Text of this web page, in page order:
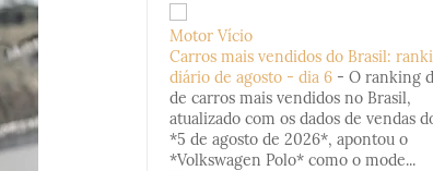
Motor Vício
Carros mais vendidos do Brasil:
diário de agosto - dia 6 - O ranking
de carros mais vendidos no Brasil,
atualizado com os dados de vendas
*5 de agosto de 2026*, apontou o
*Volkswagen Polo* como o mode...